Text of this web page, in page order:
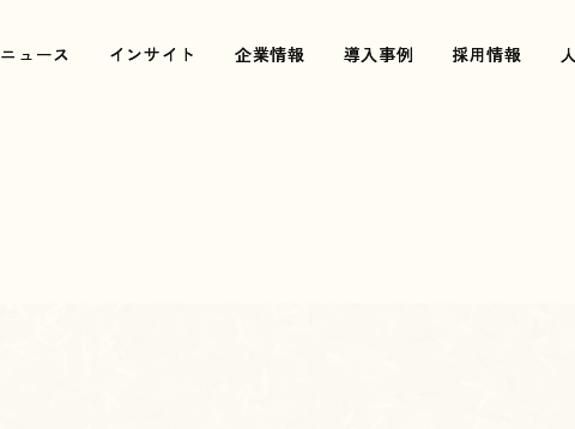
ニュース
ニュース インサイト
インサイト 企業情報
企業情報 導入事例
導入事例 採用情報
採用情報